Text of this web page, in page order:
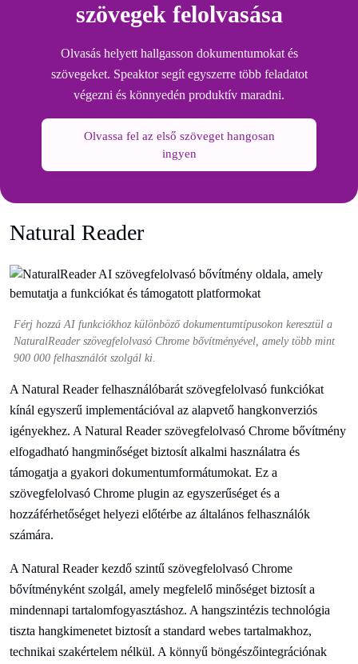
szövegek felolvasása
Olvasás helyett hallgasson dokumentumokat és
szövegeket. Speaktor segít egyszerre több feladatot
végezni és könnyedén produktív maradni.
Olvassa fel az első szöveget hangosan
ingyen
Natural Reader
Férj hozzá AI funkciókhoz különböző dokumentumtípusokon keresztül a
NaturalReader szövegfelolvasó Chrome bővítményével, amely több mint
900 000 felhasználót szolgál ki.
A Natural Reader felhasználóbarát szövegfelolvasó funkciókat
kínál egyszerű implementációval az alapvető hangkonverziós
igényekhez. A Natural Reader szövegfelolvasó Chrome bővítmény
elfogadható hangminőséget biztosít alkalmi használatra és
támogatja a gyakori dokumentumformátumokat. Ez a
szövegfelolvasó Chrome plugin az egyszerűséget és a
hozzáférhetőséget helyezi előtérbe az általános felhasználók
számára.
A Natural Reader kezdő szintű szövegfelolvasó Chrome
bővítményként szolgál, amely megfelelő minőséget biztosít a
mindennapi tartalomfogyasztáshoz. A hangszintézis technológia
tiszta hangkimenetet biztosít a standard webes tartalmakhoz,
technikai szakértelem nélkül. A könnyű böngészőintegrációnak